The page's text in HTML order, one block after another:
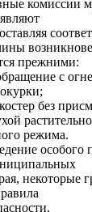
комиссии
прежними:
с
без
режима.
особого
некоторые